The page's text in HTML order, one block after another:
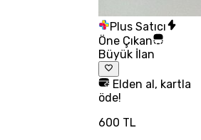
Plus Satıcı
Öne Çıkan
Büyük İlan
Elden al, kartla
öde!
600 TL